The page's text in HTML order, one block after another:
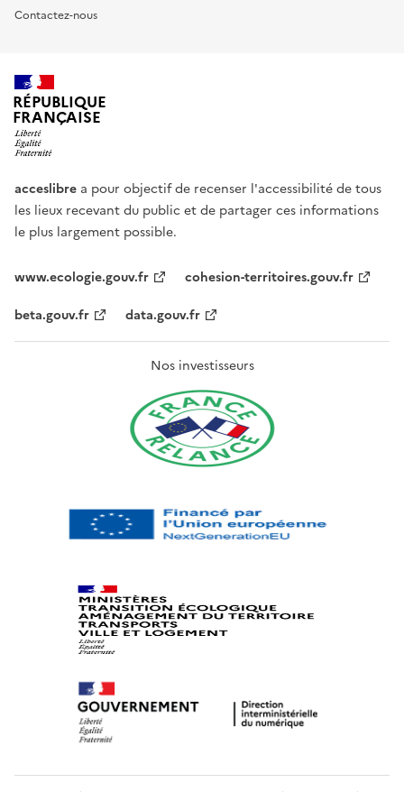
Contactez-nous
RÉPUBLIQUE
FRANÇAISE
acceslibre a pour objectif de recenser l'accessibilité de tous
les lieux recevant du public et de partager ces informations
le plus largement possible.
www.ecologie.gouv.fr
cohesion-territoires.gouv.fr
beta.gouv.fr
data.gouv.fr
Nos investisseurs